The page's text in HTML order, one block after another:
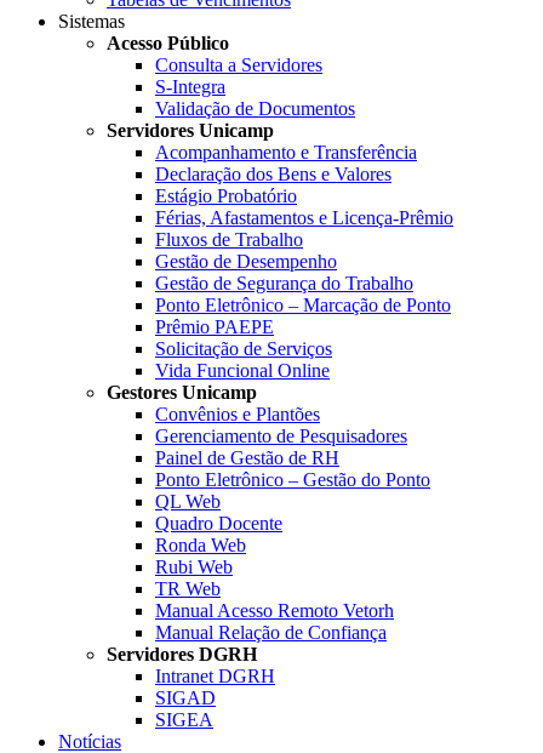
Sistemas
Acesso Público
Consulta a Servidores
S-Integra
Validação de Documentos
Servidores Unicamp
Acompanhamento e Transferência
Declaração dos Bens e Valores
Estágio Probatório
Férias, Afastamentos e Licença-Prêmio
Fluxos de Trabalho
Gestão de Desempenho
Gestão de Segurança do Trabalho
Ponto Eletrônico – Marcação de Ponto
Prêmio PAEPE
Solicitação de Serviços
Vida Funcional Online
Gestores Unicamp
Convênios e Plantões
Gerenciamento de Pesquisadores
Painel de Gestão de RH
Ponto Eletrônico – Gestão do Ponto
QL Web
Quadro Docente
Ronda Web
Rubi Web
TR Web
Manual Acesso Remoto Vetorh
Manual Relação de Confiança
Servidores DGRH
Intranet DGRH
SIGAD
SIGEA
Notícias